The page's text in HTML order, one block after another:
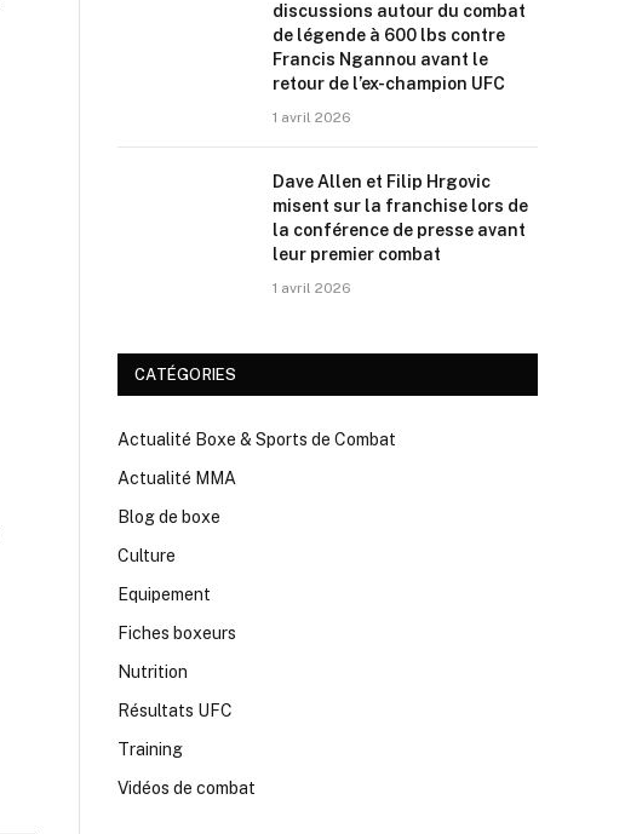
discussions autour du combat
de légende à 600 lbs contre
Francis Ngannou avant le
retour de l’ex-champion UFC
1 avril 2026
Dave Allen et Filip Hrgovic
misent sur la franchise lors de
la conférence de presse avant
leur premier combat
1 avril 2026
CATÉGORIES
Actualité Boxe & Sports de Combat
Actualité MMA
Blog de boxe
Culture
Equipement
Fiches boxeurs
Nutrition
Résultats UFC
Training
Vidéos de combat